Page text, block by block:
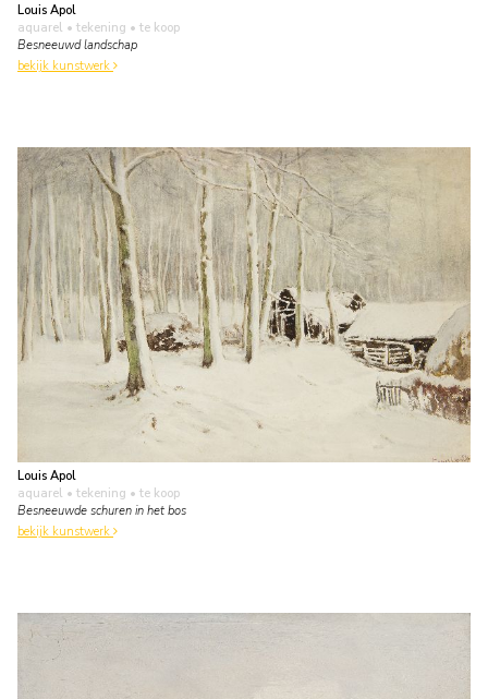
Louis Apol
aquarel • tekening • te koop
Besneeuwd landschap
bekijk kunstwerk
Louis Apol
aquarel • tekening • te koop
Besneeuwde schuren in het bos
bekijk kunstwerk